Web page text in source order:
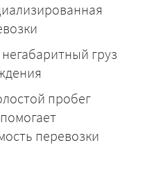
груз
пробег
перевозки